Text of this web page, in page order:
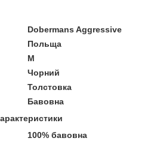
Dobermans Aggressive
Польща
M
Чорний
Толстовка
Бавовна
100% бавовна